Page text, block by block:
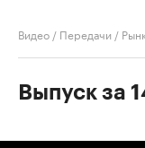
Видео / Передачи /
Выпуск за